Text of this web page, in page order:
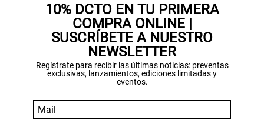
10% DCTO EN TU PRIMERA
COMPRA ONLINE |
SUSCRÍBETE A NUESTRO
NEWSLETTER
Regístrate para recibir las últimas noticias: preventas
exclusivas, lanzamientos, ediciones limitadas y
eventos.